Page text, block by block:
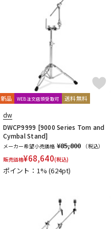
新品 WEB注文店頭受取可 送料無料
dw
DWCP9999 [9000 Series Tom and
Cymbal Stand]
メーカー希望小売価格 ¥85,800
（税込）
販売価格¥68,640(税込)
ポイント：1%(624pt)